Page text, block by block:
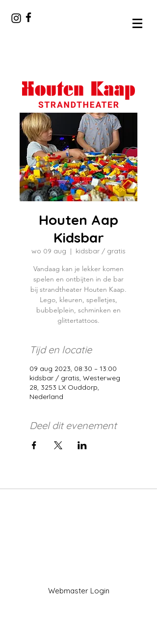
Houten Aap
Kidsbar
wo 09 aug
  |
kidsbar / gratis
Vandaag kan je lekker komen
spelen en ontbijten in de bar
bij strandtheater Houten Kaap.
Lego, kleuren, spelletjes,
bubbelplein, schminken en
glittertattoos.
Tijd en locatie
09 aug 2023, 08:30 – 13:00
kidsbar / gratis, Westerweg
28, 3253 LX Ouddorp,
Nederland
Deel dit evenement
Webmaster Login